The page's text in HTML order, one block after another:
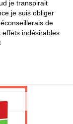
je transpirait
je suis obliger
de
indésirables